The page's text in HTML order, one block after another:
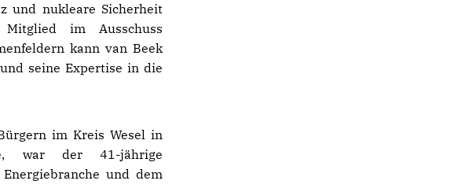
und nukleare Sicherheit
im Ausschuss
kann van Beek
seine Expertise in die
im Kreis Wesel in
war der 41-jährige
und dem